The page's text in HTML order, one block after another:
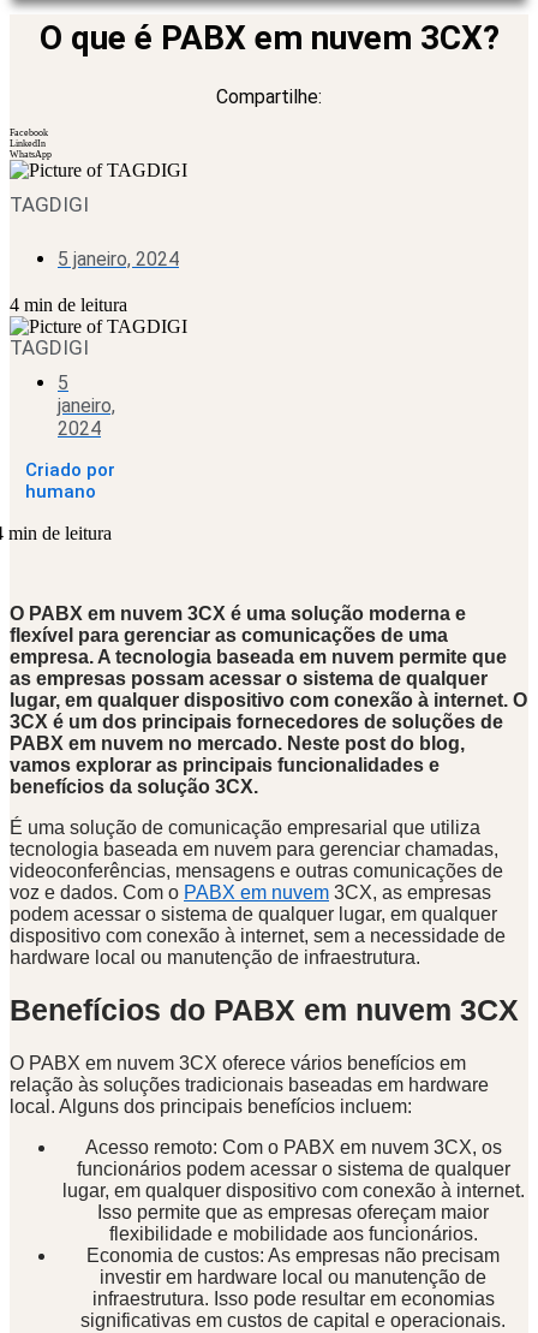
O que é PABX em nuvem 3CX?
Compartilhe:
Facebook
LinkedIn
WhatsApp
TAGDIGI
5 janeiro, 2024
4 min de leitura
TAGDIGI
5
janeiro,
2024
Criado por
humano
min de leitura
O PABX em nuvem 3CX é uma solução moderna e
flexível para gerenciar as comunicações de uma
empresa. A tecnologia baseada em nuvem permite que
as empresas possam acessar o sistema de qualquer
lugar, em qualquer dispositivo com conexão à internet. O
3CX é um dos principais fornecedores de soluções de
PABX em nuvem no mercado. Neste post do blog,
vamos explorar as principais funcionalidades e
benefícios da solução 3CX.
É uma solução de comunicação empresarial que utiliza
tecnologia baseada em nuvem para gerenciar chamadas,
videoconferências, mensagens e outras comunicações de
voz e dados. Com o PABX em nuvem 3CX, as empresas
podem acessar o sistema de qualquer lugar, em qualquer
dispositivo com conexão à internet, sem a necessidade de
hardware local ou manutenção de infraestrutura.
Benefícios do PABX em nuvem 3CX
O PABX em nuvem 3CX oferece vários benefícios em
relação às soluções tradicionais baseadas em hardware
local. Alguns dos principais benefícios incluem:
Acesso remoto: Com o PABX em nuvem 3CX, os
funcionários podem acessar o sistema de qualquer
lugar, em qualquer dispositivo com conexão à internet.
Isso permite que as empresas ofereçam maior
flexibilidade e mobilidade aos funcionários.
Economia de custos: As empresas não precisam
investir em hardware local ou manutenção de
infraestrutura. Isso pode resultar em economias
significativas em custos de capital e operacionais.